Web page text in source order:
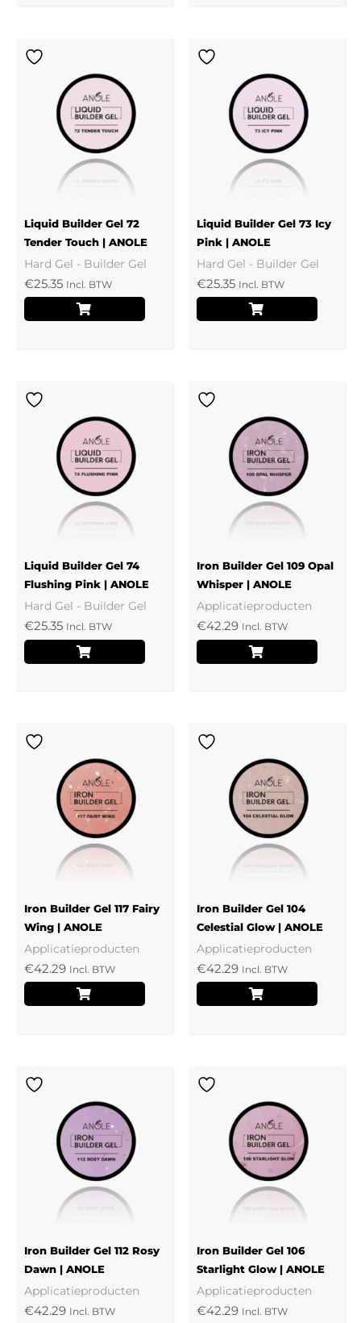
Liquid Builder Gel 72
Tender Touch | ANOLE
Hard Gel - Builder Gel
€25.35 Incl. BTW
Liquid Builder Gel 73 Icy
Pink | ANOLE
Hard Gel - Builder Gel
€25.35 Incl. BTW
Liquid Builder Gel 74
Flushing Pink | ANOLE
Hard Gel - Builder Gel
€25.35 Incl. BTW
Iron Builder Gel 109 Opal
Whisper | ANOLE
Applicatieproducten
€42.29 Incl. BTW
Iron Builder Gel 117 Fairy
Wing | ANOLE
Applicatieproducten
€42.29 Incl. BTW
Iron Builder Gel 104
Celestial Glow | ANOLE
Applicatieproducten
€42.29 Incl. BTW
Iron Builder Gel 112 Rosy
Dawn | ANOLE
Applicatieproducten
€42.29 Incl. BTW
Iron Builder Gel 106
Starlight Glow | ANOLE
Applicatieproducten
€42.29 Incl. BTW